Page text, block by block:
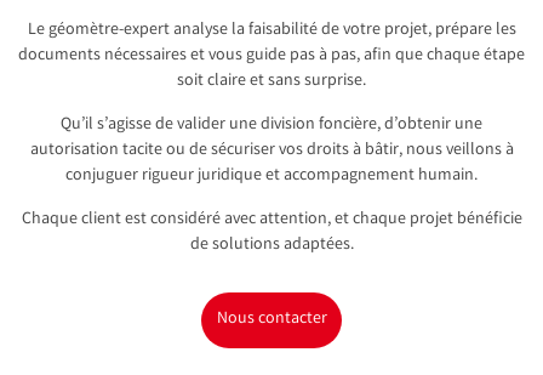
Le géomètre-expert analyse la faisabilité de votre projet, prépare les
documents nécessaires et vous guide pas à pas, afin que chaque étape
soit claire et sans surprise.
Qu’il s’agisse de valider une division foncière, d’obtenir une
autorisation tacite ou de sécuriser vos droits à bâtir, nous veillons à
conjuguer rigueur juridique et accompagnement humain.
Chaque client est considéré avec attention, et chaque projet bénéficie
de solutions adaptées.
Nous contacter